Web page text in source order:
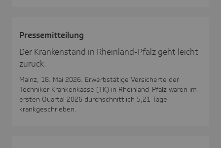
Pres­se­mit­tei­lung
Der Krankenstand in Rheinland-Pfalz geht leicht
zurück.
Mainz, 18. Mai 2026. Erwerbstätige Versicherte der
Techniker Krankenkasse (TK) in Rheinland-Pfalz waren im
ersten Quartal 2026 durchschnittlich 5,21 Tage
krankgeschrieben.